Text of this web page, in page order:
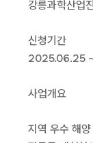
강릉과학산업
신청기간
2025.06.25
사업개요
지역 우수 해